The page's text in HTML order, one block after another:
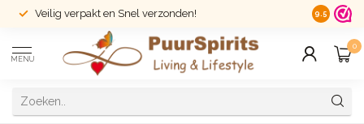
Veilig verpakt en Snel verzonden! 14 dagen
9.5
MENU
0